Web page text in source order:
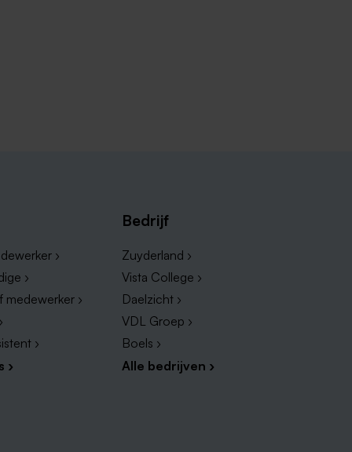
›
›
medewerker ›
›
›
Bedrijf
Zuyderland ›
Vista College ›
Daelzicht ›
VDL Groep ›
Boels ›
Alle bedrijven ›